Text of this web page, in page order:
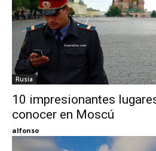
Thru
My
Rusia
10 impresionantes
conocer en Moscú
alfonso